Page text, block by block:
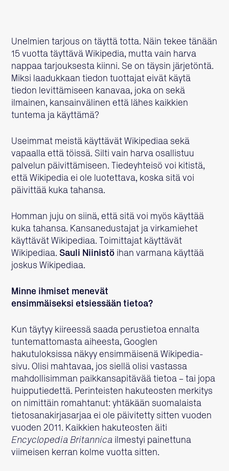
Unelmien tarjous on täyttä totta. Näin tekee tänään
15 vuotta täyttävä Wikipedia, mutta vain harva
nappaa tarjouksesta kiinni. Se on täysin järjetöntä.
Miksi laadukkaan tiedon tuottajat eivät käytä
tiedon levittämiseen kanavaa, joka on sekä
ilmainen, kansainvälinen että lähes kaikkien
tuntema ja käyttämä?
Useimmat meistä käyttävät Wikipediaa sekä
vapaalla että töissä. Silti vain harva osallistuu
palvelun päivittämiseen. Tiedeyhteisö voi kitistä,
että Wikipedia ei ole luotettava, koska sitä voi
päivittää kuka tahansa.
Homman juju on siinä, että sitä voi myös käyttää
kuka tahansa. Kansanedustajat ja virkamiehet
käyttävät Wikipediaa. Toimittajat käyttävät
Wikipediaa. Sauli Niinistö ihan varmana käyttää
joskus Wikipediaa.
Minne ihmiset menevät
ensimmäiseksi etsiessään tietoa?
Kun täytyy kiireessä saada perustietoa ennalta
tuntemattomasta aiheesta, Googlen
hakutuloksissa näkyy ensimmäisenä Wikipedia-
sivu. Olisi mahtavaa, jos siellä olisi vastassa
mahdollisimman paikkansapitävää tietoa – tai jopa
huipputiedettä. Perinteisten hakuteosten merkitys
on nimittäin romahtanut: yhtäkään suomalaista
tietosanakirjasarjaa ei ole päivitetty sitten vuoden
vuoden 2011. Kaikkien hakuteosten äiti
Encyclopedia Britannica ilmestyi painettuna
viimeisen kerran kolme vuotta sitten.